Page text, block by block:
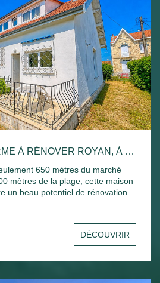
MAISON DE CHARME À RÉNOVER ROYAN, À DEUX PAS DU MARCHÉ ET DE LA PLAGE
650 mètres du marché
mètres de la plage, cette maison
un beau potentiel de rénovation
jardin, elle se compose, au rez-
desservant un séjour
deux chambres de
sa salle de bains privative, ainsi
DÉCOUVRIR